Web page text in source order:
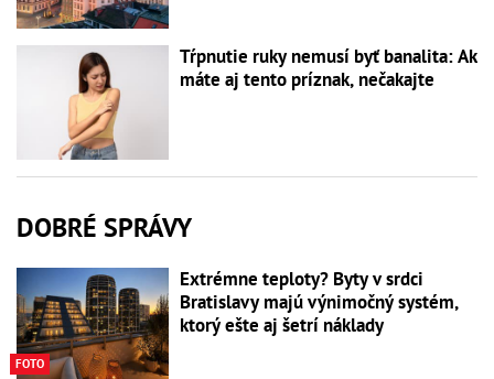
Tŕpnutie ruky nemusí byť banalita: Ak
máte aj tento príznak, nečakajte
DOBRÉ SPRÁVY
FOTO
Extrémne teploty? Byty v srdci
Bratislavy majú výnimočný systém,
ktorý ešte aj šetrí náklady